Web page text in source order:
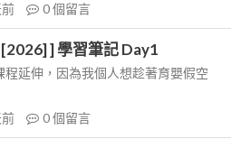
0個留言
] 學習筆記 Day1
延伸，因為我個人想趁著育嬰假空
0個留言